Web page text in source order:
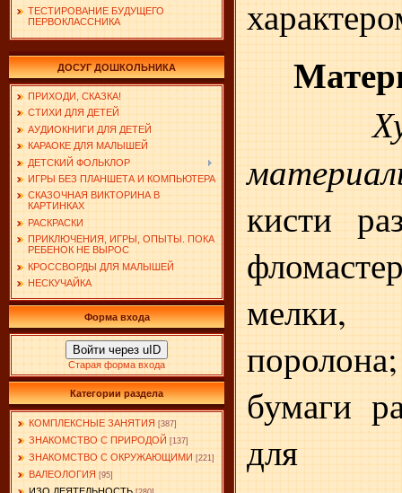
ТЕСТИРОВАНИЕ БУДУЩЕГО
ПЕРВОКЛАССНИКА
ДОСУГ ДОШКОЛЬНИКА
ПРИХОДИ, СКАЗКА!
СТИХИ ДЛЯ ДЕТЕЙ
АУДИОКНИГИ ДЛЯ ДЕТЕЙ
КАРАОКЕ ДЛЯ МАЛЫШЕЙ
ДЕТСКИЙ ФОЛЬКЛОР
ИГРЫ БЕЗ ПЛАНШЕТА И КОМПЬЮТЕРА
СКАЗОЧНАЯ ВИКТОРИНА В
КАРТИНКАХ
РАСКРАСКИ
ПРИКЛЮЧЕНИЯ, ИГРЫ, ОПЫТЫ. ПОКА
РЕБЕНОК НЕ ВЫРОС
КРОССВОРДЫ ДЛЯ МАЛЫШЕЙ
НЕСКУЧАЙКА
Форма входа
Войти через uID
Старая форма входа
Категории раздела
КОМПЛЕКСНЫЕ ЗАНЯТИЯ [387]
ЗНАКОМСТВО С ПРИРОДОЙ [137]
ЗНАКОМСТВО С ОКРУЖАЮЩИМИ [221]
ВАЛЕОЛОГИЯ [95]
кисти
бумаги
для